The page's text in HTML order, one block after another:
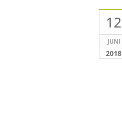
12
JUNI
2018